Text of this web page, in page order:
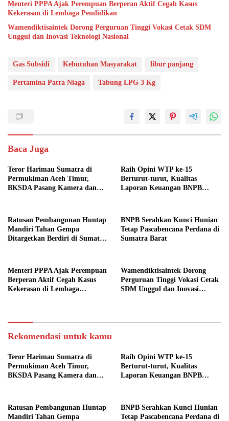
Menteri PPPA Ajak Perempuan Berperan Aktif Cegah Kasus
Kekerasan di Lembaga Pendidikan
Wamendiktisaintek Dorong Perguruan Tinggi Vokasi Cetak SDM
Unggul dan Inovasi Teknologi Nasional
Gas Subsidi Kebutuhan Masyarakat libur panjang
Pertamina Patra Niaga Tabung LPG 3 Kg
Baca Juga
Teror Harimau Sumatra di
Permukiman Aceh Timur,
BKSDA Pasang Kamera dan
Raih Opini WTP ke-15
Berturut-turut, Kualitas
Laporan Keuangan BNPB
Ratusan Pembangunan Huntap
Mandiri Tahan Gempa
Ditargetkan Berdiri di Sumatra
BNPB Serahkan Kunci Hunian
Tetap Pascabencana Perdana di
Sumatra Barat
Menteri PPPA Ajak Perempuan
Berperan Aktif Cegah Kasus
Kekerasan di Lembaga
Wamendiktisaintek Dorong
Perguruan Tinggi Vokasi Cetak
SDM Unggul dan Inovasi
Rekomendasi untuk kamu
Teror Harimau Sumatra di
Permukiman Aceh Timur,
BKSDA Pasang Kamera dan
Raih Opini WTP ke-15
Berturut-turut, Kualitas
Laporan Keuangan BNPB
Ratusan Pembangunan Huntap
Mandiri Tahan Gempa
BNPB Serahkan Kunci Hunian
Tetap Pascabencana Perdana di